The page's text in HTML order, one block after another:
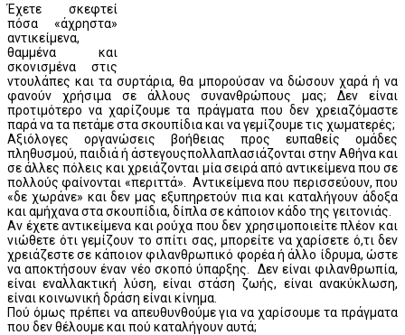
Έχετε σκεφτεί
πόσα «άχρηστα»
αντικείμενα,
θαμμένα και
σκονισμένα στις
ντουλάπες και τα συρτάρια, θα μπορούσαν να δώσουν χαρά ή να
φανούν χρήσιμα σε άλλους συνανθρώπους μας; Δεν είναι
προτιμότερο να χαρίζουμε τα πράγματα που δεν χρειαζόμαστε
παρά να τα πετάμε στα σκουπίδια και να γεμίζουμε τις χωματερές;
Αξιόλογες οργανώσεις βοήθειας προς ευπαθείς ομάδες
πληθυσμού, παιδιά ή άστεγουςπολλαπλασιάζονται στην Αθήνα και
σε άλλες πόλεις και χρειάζονται μία σειρά από αντικείμενα που σε
πολλούς φαίνονται «περιττά». Αντικείμενα που περισσεύουν, που
«δε χωράνε» και δεν μας εξυπηρετούν πια και καταλήγουν άδοξα
και αμήχανα στα σκουπίδια, δίπλα σε κάποιον κάδο της γειτονιάς.
Αν έχετε αντικείμενα και ρούχα που δεν χρησιμοποιείτε πλέον και
νιώθετε ότι γεμίζουν το σπίτι σας, μπορείτε να χαρίσετε ό,τι δεν
χρειάζεστε σε κάποιον φιλανθρωπικό φορέα ή άλλο ίδρυμα, ώστε
να αποκτήσουν έναν νέο σκοπό ύπαρξης. Δεν είναι φιλανθρωπία,
είναι εναλλακτική λύση, είναι στάση ζωής, είναι ανακύκλωση,
είναι κοινωνική δράση είναι κίνημα.
Πού όμως πρέπει να απευθυνθούμε για να χαρίσουμε τα πράγματα
που δεν θέλουμε και πού καταλήγουν αυτά;